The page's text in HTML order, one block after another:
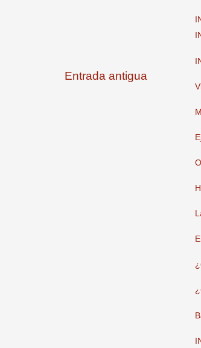
Entrada antigua